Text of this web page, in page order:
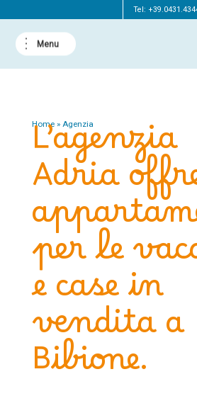
Tel:
Home» Agenzia
L’agenzia
Adria
per le
e case in
vendita a
Bibione.